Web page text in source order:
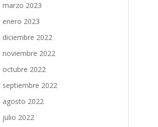
marzo 2023
enero 2023
diciembre 2022
noviembre 2022
octubre 2022
septiembre 2022
agosto 2022
julio 2022